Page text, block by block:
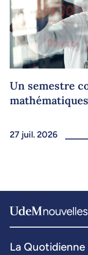
Un semestre
27 juil. 2026
La Quotidienne